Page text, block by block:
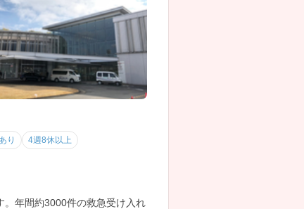
り
4週8休以上
。年間約3000件の救急受け入れ